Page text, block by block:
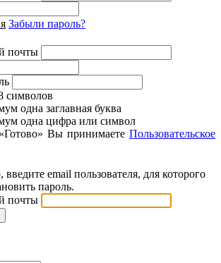
Забыли пароль?
почты
символов
одна заглавная буква
одна цифра или символ
Вы принимаете Пользовательское
email пользователя, для которого
пароль.
почты